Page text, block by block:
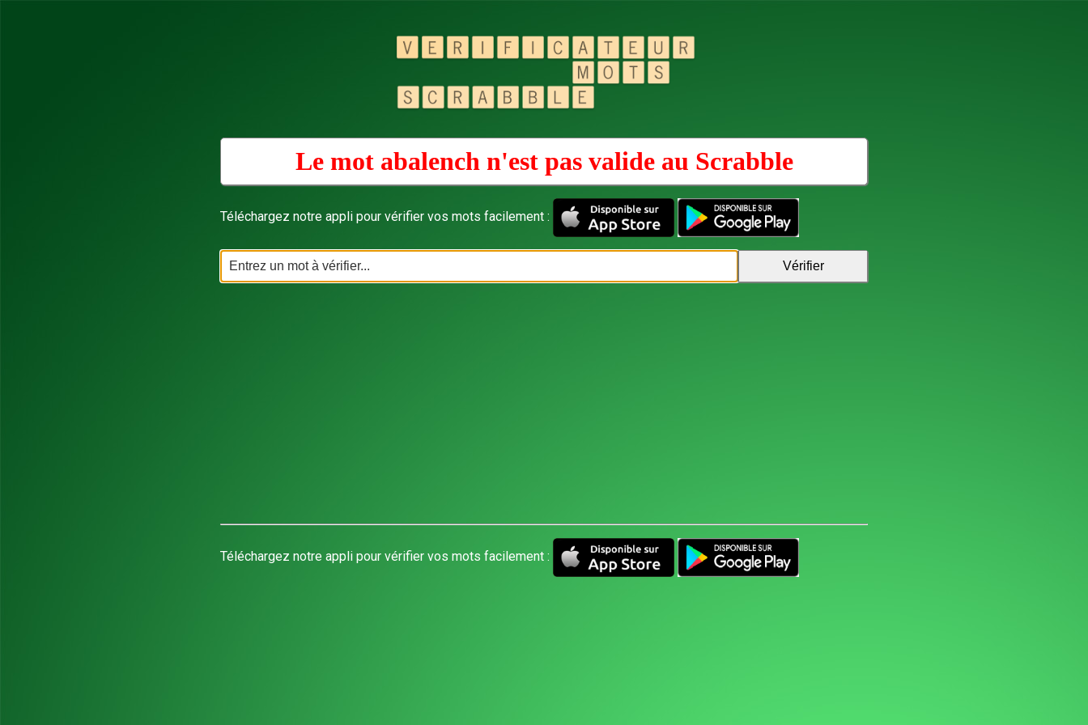
Le mot abalench n'est pas valide au Scrabble
Téléchargez notre appli pour vérifier vos mots facilement :
Téléchargez notre appli pour vérifier vos mots facilement :